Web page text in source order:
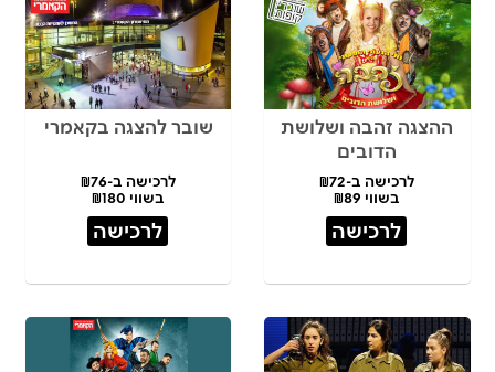
ההצגה זהבה ושלושת
הדובים
לרכישה ב-₪72
בשווי ₪89
לרכישה
שובר להצגה בקאמרי
לרכישה ב-₪76
בשווי ₪180
לרכישה